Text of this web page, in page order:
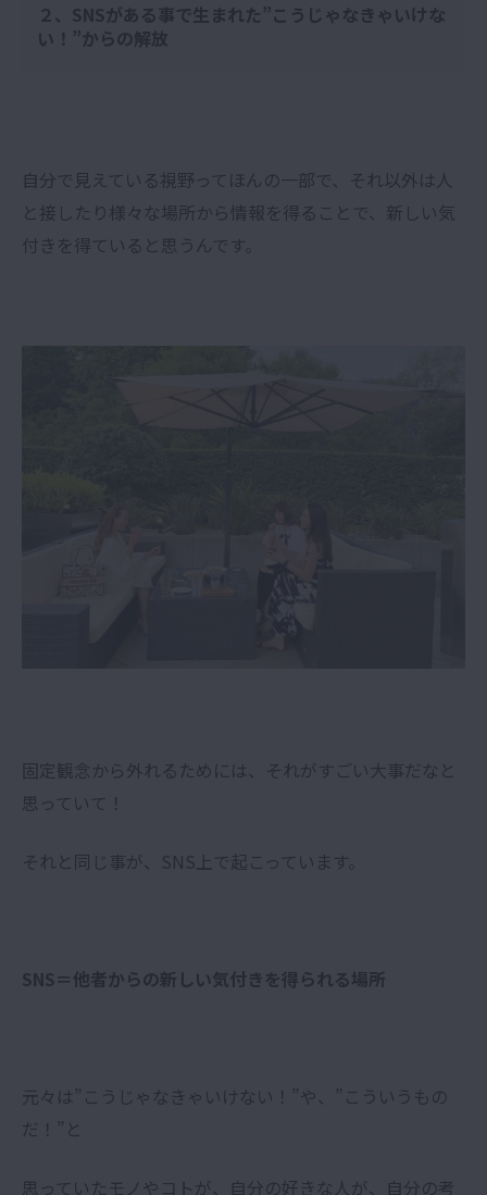
２、SNSがある事で生まれた”こうじゃなきゃいけな
い！”からの解放
自分で見えている視野ってほんの一部で、それ以外は人
と接したり様々な場所から情報を得ることで、新しい気
付きを得ていると思うんです。
固定観念から外れるためには、それがすごい大事だなと
思っていて！
それと同じ事が、SNS上で起こっています。
SNS＝他者からの新しい気付きを得られる場所
元々は”こうじゃなきゃいけない！”や、”こういうもの
だ！”と
思っていたモノやコトが、自分の好きな人が、自分の考